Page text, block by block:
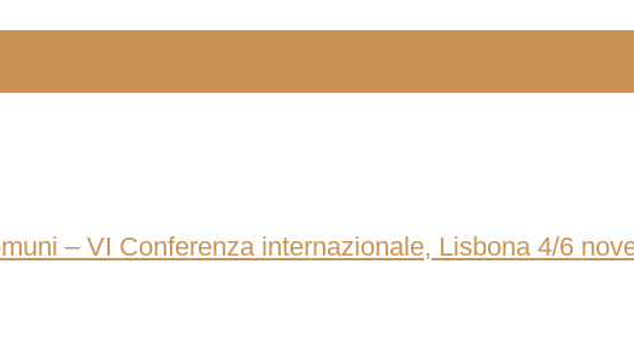
– VI Conferenza internazionale, Lisbona 4/6